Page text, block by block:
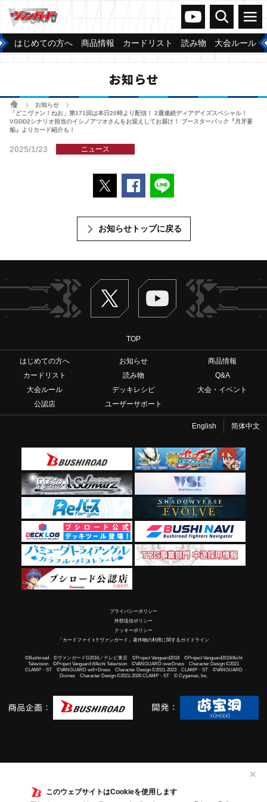
このウェブサイトはCookieを使用します
✕
ヴァンガードch
検索 メニュー
はじめての方へ 商品情報 カードリスト 読み物 大会ルール
お知らせ
ホームお知らせ
「どこヴァン！ねお」第171回は本日20時より配信！ 2週連続ディアデイズスペシャル！
VGDD2シナリオ担当のイシノアツオさんをお迎えしてお届け！ ブースターパック『月牙蒼
焔』よりカード紹介も！
2025/1/23 ニュース
ポストするFacebookでシェアする
お知らせトップに戻る
Twitter ヴァンガードch
TOP
はじめての方へ お知らせ
商品情報
カードリスト
読み物
Q&A
大会ルール
デッキレシピ
大会・イベント
公認店
ユーザーサポート
English 简体中文
プライバシーポリシー
外部送信ポリシー
クッキーポリシー
「カードファイト!! ヴァンガード」著作物の利用に関するガイドライン
©Bushiroad ©ヴァンガードG2016／テレビ東京 ©Project Vanguard2018 ©Project Vanguard2019/Aichi
Television ©Project Vanguard if/Aichi Television ©VANGUARD overDress Character Design ©2021
CLAMP・ST ©VANGUARD will+Dress Character Design ©2021-2023 CLAMP・ST ©VANGUARD
Divinez Character Design ©2021-2026 CLAMP・ST © Cygames, Inc.